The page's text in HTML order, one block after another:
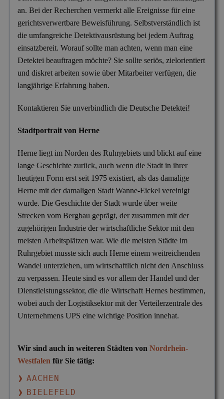
Wanzen- & Lauschabwehr
Wettbewerbsverletzung
Wirtschaftsspionage
an. Bei der Recherchen vermerkt alle Ereignisse für eine
gerichtsverwertbare Beweisführung. Selbstverständlich ist
die umfangreiche Detektivausrüstung bei jedem Auftrag
einsatzbereit. Worauf sollte man achten, wenn man eine
Detektei beauftragen möchte? Sie sollte seriös, zielorientiert
und diskret arbeiten sowie über Mitarbeiter verfügen, die
langjährige Erfahrung haben.
Kontaktieren Sie unverbindlich die Deutsche Detektei!
Stadtportrait von Herne
Herne liegt im Norden des Ruhrgebiets und blickt auf eine
lange Geschichte zurück, auch wenn die Stadt in ihrer
heutigen Form erst seit 1975 existiert, als das damalige
Herne mit der damaligen Stadt Wanne-Eickel vereinigt
wurde. Die Geschichte der Stadt wurde über weite
Strecken vom Bergbau geprägt, der zusammen mit der
zugehörigen Industrie der wirtschaftliche Sektor mit den
meisten Arbeitsplätzen war. Wie die meisten Städte im
Ruhrgebiet musste sich auch Herne einem weitreichenden
Wandel unterziehen, um wirtschaftlich nicht den Anschluss
zu verpassen. Heute sind es vor allem der Handel und der
Dienstleistungssektor, die die Wirtschaft Hernes bestimmen,
wobei auch der Logistiksektor mit der Verteilerzentrale des
Unternehmens UPS eine wichtige Position innehat.
Wir sind auch in weiteren Städten vonNordrhein-
Westfalen für Sie tätig:
AACHEN
BIELEFELD